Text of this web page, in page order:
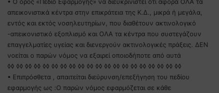
ι
:
• Ο όρος «Πεδίο Εφαρμογής» να διευκρινιστεί ότι αφορά ΟΛΑ τα
απεικονιστικά κέντρα στην επικράτεια της Κ.Δ., μικρά ή μεγάλα,
εντός και εκτός νοσηλευτηρίων, που διαθέτουν ακτινολογικό
-απεικονιστικό εξοπλισμό και ΟΛΑ τα κέντρα που συστεγάζουν
επαγγελματίες υγείας και διενεργούν ακτινολογικές πράξεις. ΔΕΝ
νοείται ο παρών νόμος να εξαιρεί οποιοδήποτε από αυτά
◊◊ ◊◊ ◊◊ ◊◊ ◊◊ ◊◊ ◊◊ ◊◊ ◊◊ ◊◊ ◊◊ ◊◊ ◊◊ ◊◊ ◊◊ ◊◊ ◊◊ ◊◊ ◊◊ ◊◊
• Επιπρόσθετα , απαιτείται διεύρυνση/επεξήγηση του πεδίου
εφαρμογής ως :O παρών νόμος εφαρμόζεται σε κάθε